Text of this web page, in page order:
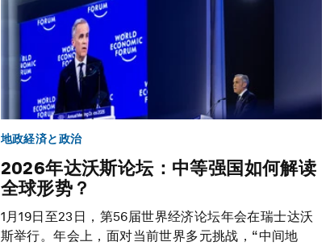
地政経済と政治
2026年达沃斯论坛：中等强国如何解读
全球形势？
1月19日至23日，第56届世界经济论坛年会在瑞士达沃
斯举行。年会上，面对当前世界多元挑战，“中间地